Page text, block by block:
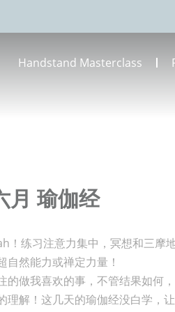
Handstand Masterclass
月 瑜伽经
！练习注意力集中，冥想和三摩
然能力或禅定力量！
的做我喜欢的事，不管结果如何
理解！这几天的瑜伽经没白学，